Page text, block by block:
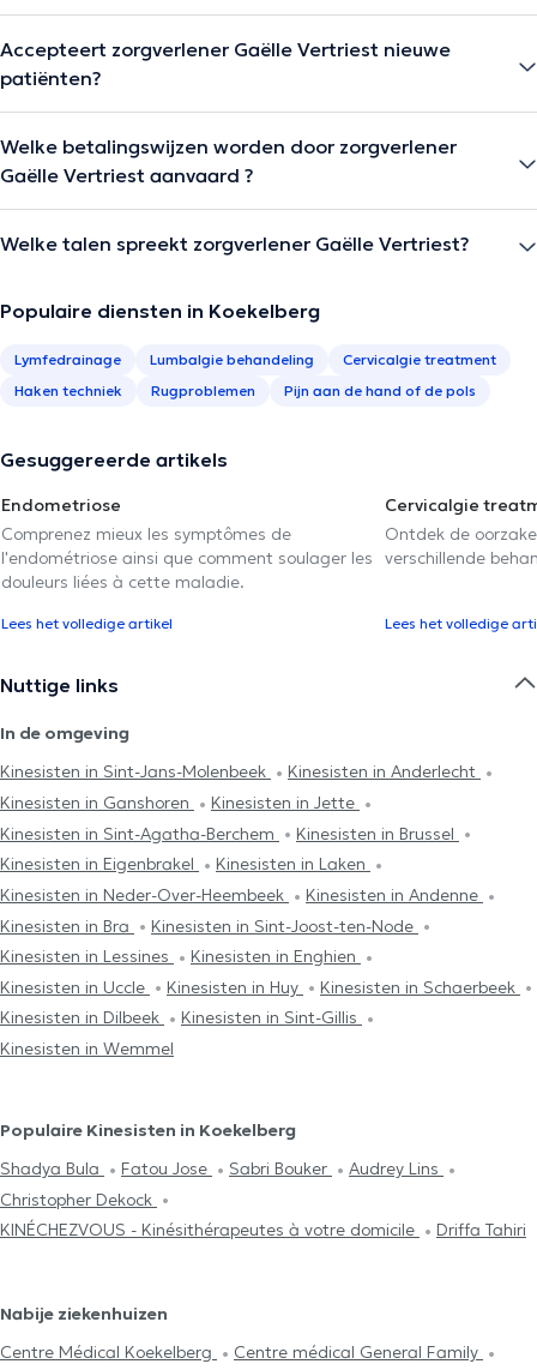
Accepteert zorgverlener Gaëlle Vertriest nieuwe
patiënten?
Welke betalingswijzen worden door zorgverlener
Gaëlle Vertriest aanvaard ?
Welke talen spreekt zorgverlener Gaëlle Vertriest?
Populaire diensten in Koekelberg
Lymfedrainage Lumbalgie behandeling
Cervicalgie treatment
Haken techniek
Rugproblemen Pijn aan de hand of de pols
Gesuggereerde artikels
Endometriose
Comprenez mieux les symptômes de
l'endométriose ainsi que comment soulager les
douleurs liées à cette maladie.
Lees het volledige artikel
Cervicalgie
Ontdek de
verschillende
Lees het volledige
Nuttige links
In de omgeving
Kinesisten in Sint-Jans-Molenbeek
Kinesisten in Anderlecht
Kinesisten in Ganshoren
Kinesisten in Jette
Kinesisten in Sint-Agatha-Berchem
Kinesisten in Brussel
Kinesisten in Eigenbrakel
Kinesisten in Laken
Kinesisten in Neder-Over-Heembeek
Kinesisten in Andenne
Kinesisten in Bra
Kinesisten in Sint-Joost-ten-Node
Kinesisten in Lessines
Kinesisten in Enghien
Kinesisten in Uccle
Kinesisten in Huy
Kinesisten in Schaerbeek
Kinesisten in Dilbeek
Kinesisten in Sint-Gillis
Kinesisten in Wemmel
Populaire Kinesisten in Koekelberg
Shadya Bula
Fatou Jose Sabri Bouker
Audrey Lins
Christopher Dekock
KINÉCHEZVOUS - Kinésithérapeutes à votre domicile
Driffa Tahiri
Nabije ziekenhuizen
Centre Médical Koekelberg
Centre médical General Family